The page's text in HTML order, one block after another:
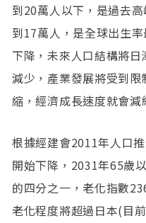
到20萬人以下，是過去
到17萬人，是全球出生
下降，未來人口結構將
減少，產業發展將受到
縮，經濟成長速度就會減
根據經建會2011年人口
開始下降，2031年65歲
的四分之一，老化指數
老化程度將超過日本(目